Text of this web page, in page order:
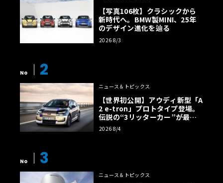
【写真106枚】クラシックから
新時代へ。BMW製MINI、25年
のデザイン進化を辿る
2026 8/3
No 2
ニュース＆トピックス
【世界初公開】アウディ新型「A
2 e-tron」プロトタイプ登場。
伝説の“3リッターカー”が最高
効率エントリーBEVとして復活
【画像38枚】
2026 8/4
No 3
ニュース＆トピックス